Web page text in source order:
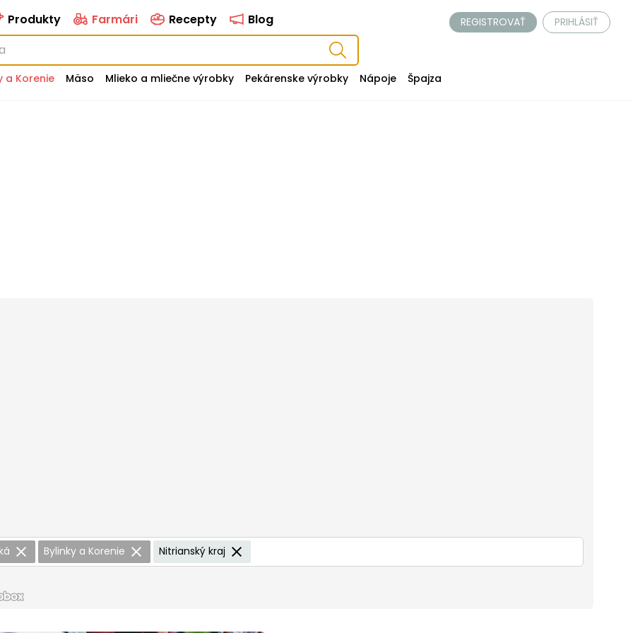
Produkty Farmári Recepty Blog REGISTROVAŤ PRIHLÁSIŤ
a Korenie Mäso Mlieko a mliečne výrobky Pekárenske výrobky Nápoje Špajza
Bylinky a Korenie Nitrianský kraj